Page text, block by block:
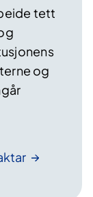
tett
og